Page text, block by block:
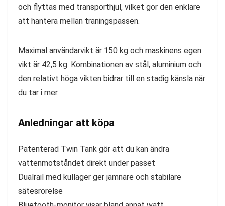
och flyttas med transporthjul, vilket gör den enklare
att hantera mellan träningspassen.
Maximal användarvikt är 150 kg och maskinens egen
vikt är 42,5 kg. Kombinationen av stål, aluminium och
den relativt höga vikten bidrar till en stadig känsla när
du tar i mer.
Anledningar att köpa
Patenterad Twin Tank gör att du kan ändra
vattenmotståndet direkt under passet
Dualrail med kullager ger jämnare och stabilare
sätesrörelse